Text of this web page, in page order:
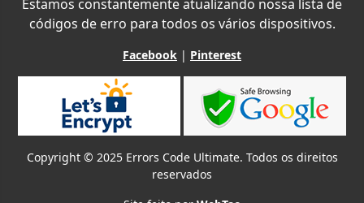
Estamos constantemente atualizando nossa lista de
códigos de erro para todos os vários dispositivos.
Facebook | Pinterest
Copyright © 2025 Errors Code Ultimate. Todos os direitos
reservados